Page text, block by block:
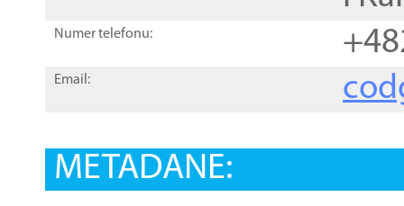
Numer telefonu:
Email:
METADANE: